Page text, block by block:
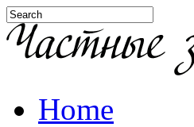
Home